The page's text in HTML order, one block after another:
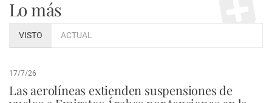
Lo más
VISTO ACTUAL
17/7/26
Las aerolíneas extienden suspensiones de